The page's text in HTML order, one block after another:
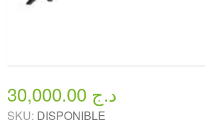
30,000.00 د.ج
SKU: DISPONIBLE